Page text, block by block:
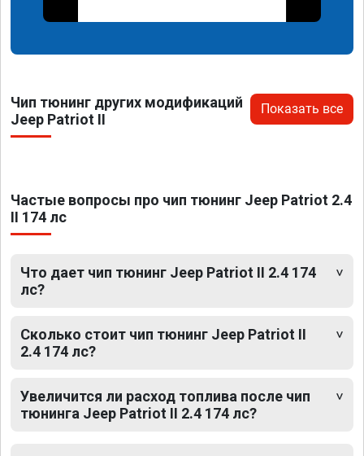
Чип тюнинг других модификаций
Jeep Patriot II
Показать все
Частые вопросы про чип тюнинг Jeep Patriot 2.4
II 174 лс
Что дает чип тюнинг Jeep Patriot II 2.4 174
лс?
Сколько стоит чип тюнинг Jeep Patriot II
2.4 174 лс?
Увеличится ли расход топлива после чип
тюнинга Jeep Patriot II 2.4 174 лс?